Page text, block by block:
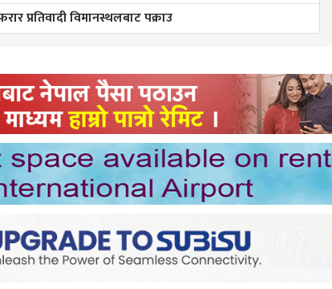
प्रतिवादी विमानस्थलबाट पक्राउ